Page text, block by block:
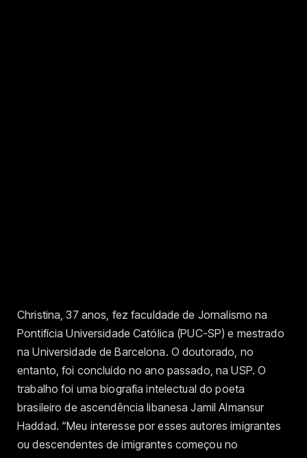
Christina, 37 anos, fez faculdade de Jornalismo na
Pontifícia Universidade Católica (PUC-SP) e mestrado
na Universidade de Barcelona. O doutorado, no
entanto, foi concluído no ano passado, na USP. O
trabalho foi uma biografia intelectual do poeta
brasileiro de ascendência libanesa Jamil Almansur
Haddad. “Meu interesse por esses autores imigrantes
ou descendentes de imigrantes começou no